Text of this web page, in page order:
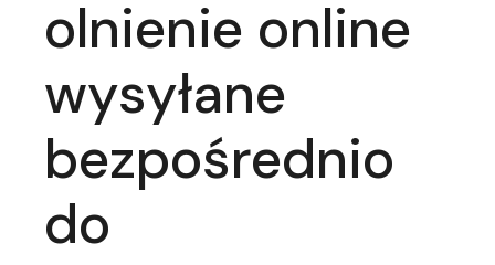
olnienie online
wysyłane
bezpośrednio
do